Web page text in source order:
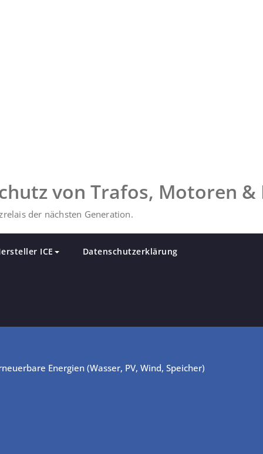
von Trafos, Motoren &
der nächsten Generation.
ICE Datenschutzerklärung
Energien (Wasser, PV, Wind, Speicher)